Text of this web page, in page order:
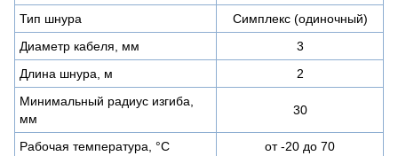
Тип шнура
Симплекс (одиночный)
Диаметр кабеля, мм
3
Длина шнура, м
2
Минимальный радиус изгиба,
мм
30
Рабочая температура, °C от -20 до 70